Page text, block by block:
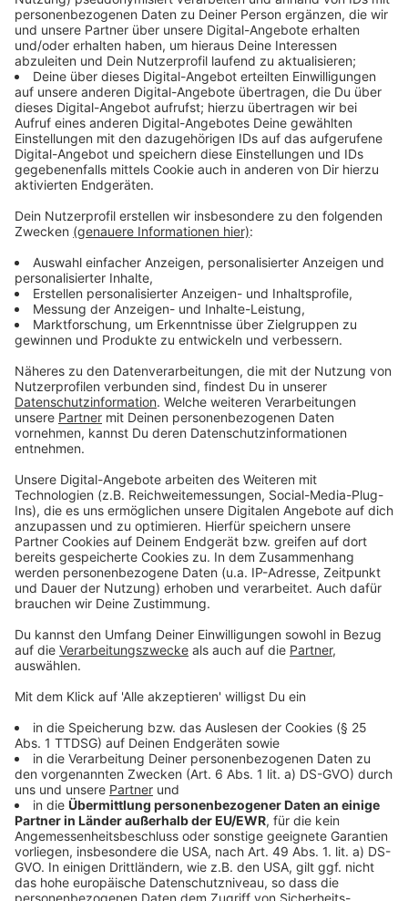
©RADIO RST
Familie Patte betreibt das Haus Telsemeyer mitten im
Ortskern. Das Haus ist Restaurant und Hotel zugleich
und ein guter Ort für Hochzeiten und andere
Feierlichkeiten. Das Gebäude besticht dadurch, dass
die moderne Einrichtung auf historische Details trifft
und somit für eine ganz besondere Atmosphäre sorgt.
Funfacts, die wir nicht googlen können
Anzeige
Kai sagt: "Wer nach Mettingen kommt, der sollte
unbedingt in einer der Kneipen den Mettinger
Kräuterwachholder probieren - der wird direkt hier im
Ort gebrannt."
gelungenem Abend in der Dorfkneipe "Post"
weiterziehen zu Bäcker Werner. Hier darf sich jeder für
1€ eine Tüte mit Backwaren vom Vortag
zusammenstellen. Daniela berichtet vom so
genannten "Gummistuten". Das ist ein Kartoffelbrot,
dass es so nur in Mettingen gibt. Das Rezept ist
gegeben.
© RADIO RST
Daniela vom Café Petit spricht mit uns darüber, warum
ihr Mettingen so gut gefällt. Das Café hat sie im
August neu eröffnet. Das Besondere daran ist neben
dem historischen Gebäude das Konzept: Hier gibt es
zu 30% französische Backwaren und zu 70%
wohnliche Gemütlichkeit, heißt: Blechkuchen,
Gugelhupfe und Muffins.